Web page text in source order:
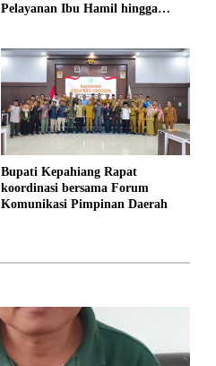
Pelayanan Ibu Hamil hingga
Bupati Kepahiang Rapat
koordinasi bersama Forum
Komunikasi Pimpinan Daerah